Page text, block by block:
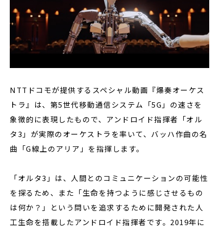
NTTドコモが提供するスペシャル動画『爆奏オーケス
トラ』は、第5世代移動通信システム「5G」の速さを
象徴的に表現したもので、アンドロイド指揮者「オル
タ3」が実際のオーケストラを率いて、バッハ作曲の名
曲「G線上のアリア」を指揮します。
「オルタ3」は、人間とのコミュニケーションの可能性
を探るため、また「生命を持つように感じさせるもの
は何か？」という問いを追求するために開発された人
工生命を搭載したアンドロイド指揮者です。2019年に